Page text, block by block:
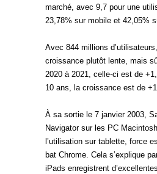
marché, avec 9,7 pour une
23,78% sur mobile et 42,05%
Avec 844 millions
croissance plutôt lente, mais
2020 à 2021, celle-ci est de
10 ans, la croissance est de
À sa sortie le 7 janvier 2003,
Navigator sur les PC
l’utilisation sur tablette, force
bat Chrome. Cela s’explique
iPads enregistrent